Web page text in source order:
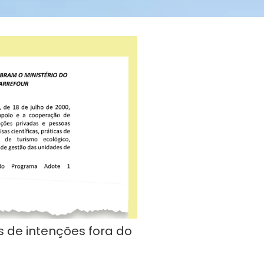
de intenções fora do